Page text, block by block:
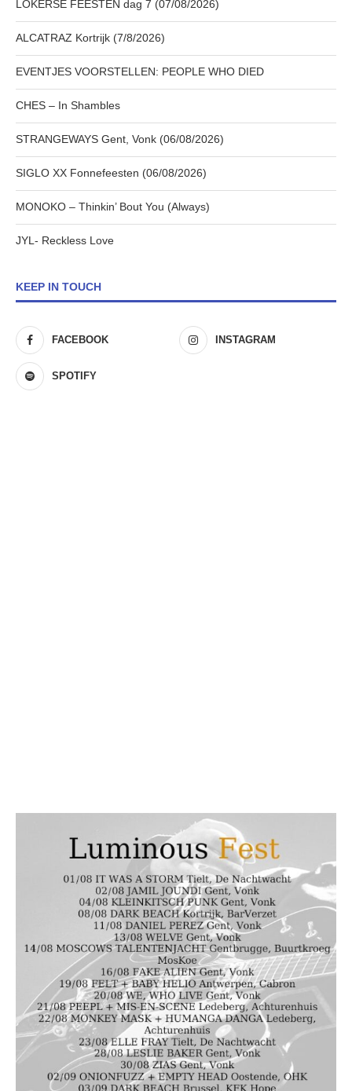
LOKERSE FEESTEN dag 7 (07/08/2026)
ALCATRAZ Kortrijk (7/8/2026)
EVENTJES VOORSTELLEN: PEOPLE WHO DIED
CHES – In Shambles
STRANGEWAYS Gent, Vonk (06/08/2026)
SIGLO XX Fonnefeesten (06/08/2026)
MONOKO – Thinkin’ Bout You (Always)
JYL- Reckless Love
KEEP IN TOUCH
FACEBOOK INSTAGRAM
SPOTIFY